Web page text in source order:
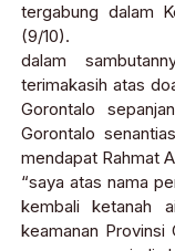
tergabung dalam
(9/10).
dalam
terimakasih atas
Gorontalo
Gorontalo
mendapat Rahmat
“saya atas nama
kembali ketanah
keamanan